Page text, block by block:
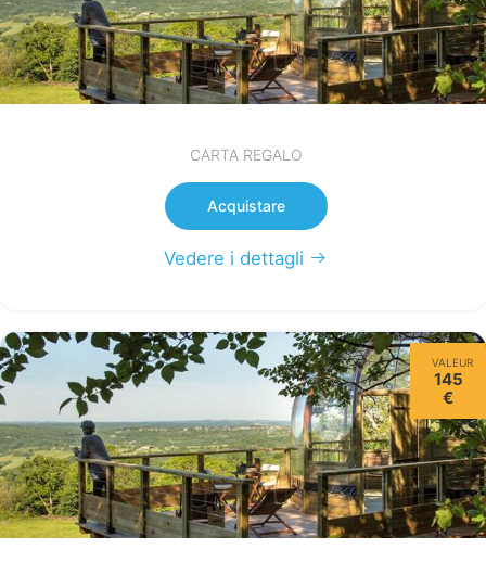
CARTA REGALO
Acquistare
Vedere i dettagli
VALEUR
145
€